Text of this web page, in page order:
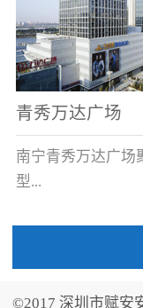
青秀万达广场
南宁青秀万达广场
型...
©2017 深圳市赋安